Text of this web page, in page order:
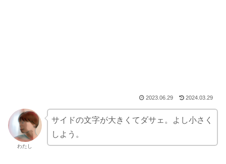
2023.06.29 2024.03.29
わたし
サイドの文字が大きくてダサェ。よし小さく
しよう。